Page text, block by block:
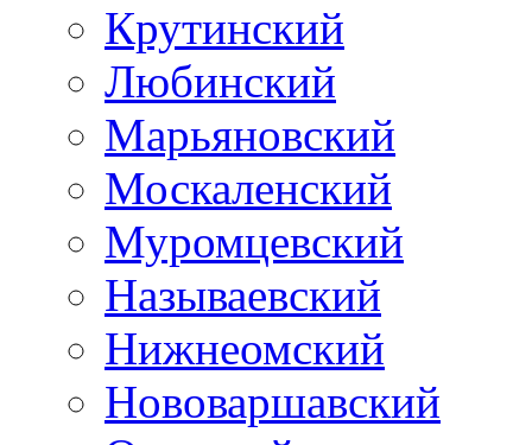
Крутинский
Любинский
Марьяновский
Москаленский
Муромцевский
Называевский
Нижнеомский
Нововаршавский